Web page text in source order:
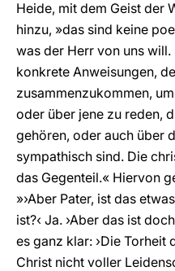
Heide, mit dem Geist der
hinzu, »das sind keine
was der Herr von uns will.
konkrete Anweisungen,
zusammenzukommen,
oder über jene zu reden,
gehören, oder auch über
sympathisch sind. Die
das Gegenteil.« Hiervon
»›Aber Pater, ist das
ist?‹ Ja. ›Aber das ist
es ganz klar: ›Die Torheit
Christ nicht voller